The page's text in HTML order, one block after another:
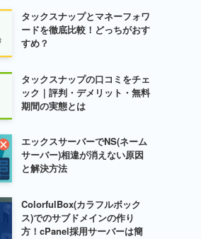
タックスナップとマネーフォワ
ードを徹底比較！どっちがおす
すめ？
タックスナップの口コミをチェ
ック｜評判・デメリット・無料
期間の実態とは
エックスサーバーでNS(ネーム
サーバー)相違が消えない原因
と解決方法
ColorfulBox(カラフルボック
ス)でのサブドメインの作り
方！cPanel採用サーバーは簡